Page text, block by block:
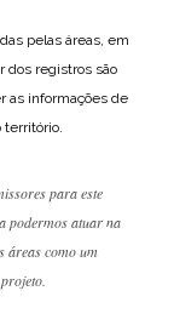
pelas áreas, em
dos registros são
as informações de
para este
podermos atuar na
áreas como um